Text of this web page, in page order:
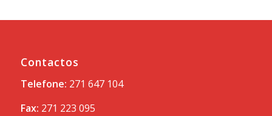
Contactos
Telefone: 271 647 104
Fax: 271 223 095